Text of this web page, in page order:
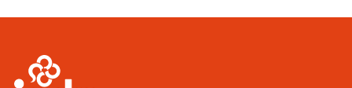
Sidfot